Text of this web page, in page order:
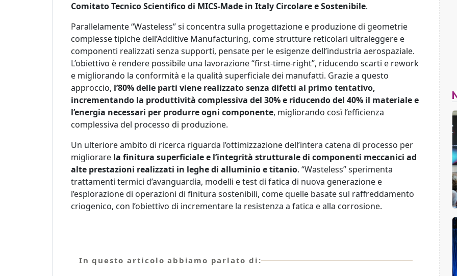
Comitato Tecnico Scientifico di MICS-Made in Italy Circolare e Sostenibile.
Parallelamente “Wasteless” si concentra sulla progettazione e produzione di geometrie
complesse tipiche dell’Additive Manufacturing, come strutture reticolari ultraleggere e
componenti realizzati senza supporti, pensate per le esigenze dell’industria aerospaziale.
L’obiettivo è rendere possibile una lavorazione “first-time-right”, riducendo scarti e rework
e migliorando la conformità e la qualità superficiale dei manufatti. Grazie a questo
approccio, l’80% delle parti viene realizzato senza difetti al primo tentativo,
incrementando la produttività complessiva del 30% e riducendo del 40% il materiale e
l’energia necessari per produrre ogni componente, migliorando così l’efficienza
complessiva del processo di produzione.
Un ulteriore ambito di ricerca riguarda l’ottimizzazione dell’intera catena di processo per
migliorare la finitura superficiale e l’integrità strutturale di componenti meccanici ad
alte prestazioni realizzati in leghe di alluminio e titanio. “Wasteless” sperimenta
trattamenti termici d’avanguardia, modelli e test di fatica di nuova generazione e
l’esplorazione di operazioni di finitura sostenibili, come quelle basate sul raffreddamento
criogenico, con l’obiettivo di incrementare la resistenza a fatica e alla corrosione.
In questo articolo abbiamo parlato di: